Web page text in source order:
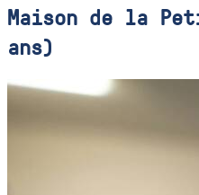
Maison de la
ans)